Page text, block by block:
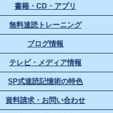
書籍・CD・アプリ
無料速読トレーニング
ブログ情報
テレビ・メディア情報
SP式速読記憶術の特色
資料請求・お問い合わせ